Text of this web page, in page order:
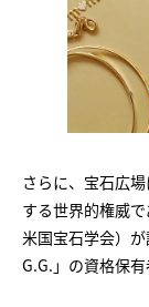
さらに、宝石広
する世界的権威
米国宝石学会）
G.G.」の資格保有